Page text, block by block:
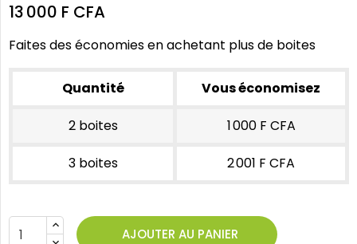
13 000 F CFA
Faites des économies en achetant plus de boites
Quantité Vous économisez
2 boites 1 000 F CFA
3 boites 2 001 F CFA
AJOUTER AU PANIER